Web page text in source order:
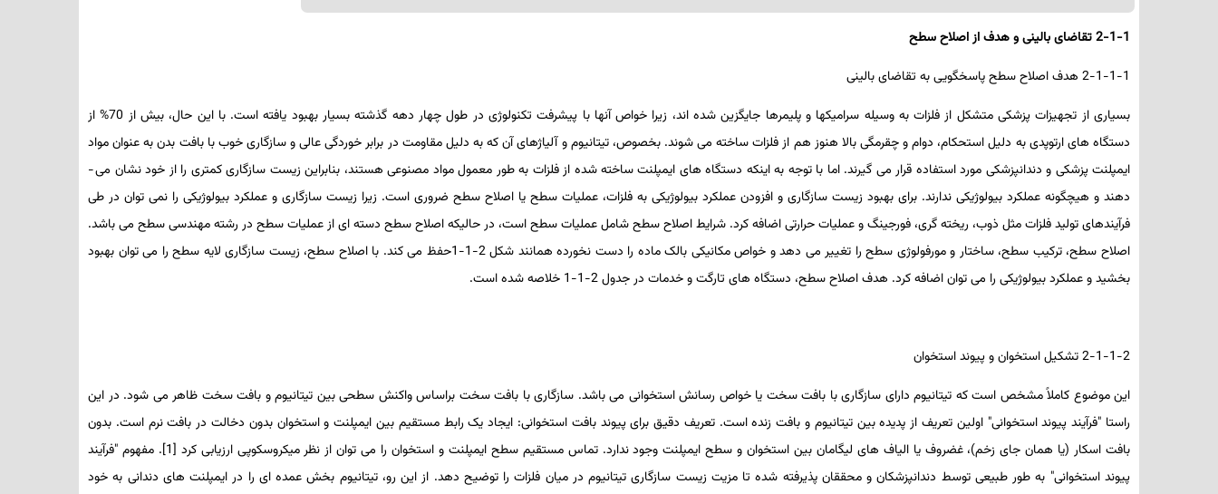
2-1-1 تقاضای بالینی و هدف از اصلاح سطح
2-1-1-1 هدف اصلاح سطح پاسخگویی به تقاضای بالینی
بسیاری از تجهیزات پزشکی متشکل از فلزات به وسیله سرامیک­ها و پلیمرها جایگزین شده ­اند، زیرا خواص آن­ها با پیشرفت تکنولوژی در طول چهار دهه گذشته بسیار بهبود یافته است. با این حال، بیش از 70% از
دستگاه­ های ارتوپدی به دلیل استحکام، دوام و چقرمگی بالا هنوز هم از فلزات ساخته می­ شوند. بخصوص، تیتانیوم و آلیاژهای آن که به دلیل مقاومت در برابر خوردگی عالی و سازگاری خوب با بافت بدن به عنوان مواد
ایمپلنت پزشکی و دندانپزشکی مورد استفاده قرار می­­ گیرند. اما با توجه به اینکه دستگاه­ های ایمپلنت ساخته شده از فلزات به طور معمول مواد مصنوعی هستند، بنابراین زیست سازگاری کمتری را از خود نشان می ­
دهند و هیچ­گونه عملکرد بیولوژیکی ندارند. برای بهبود زیست­ سازگاری و افزودن عملکرد بیولوژیکی به فلزات، عملیات سطح یا اصلاح سطح ضروری است. زیرا زیست­ سازگاری و عملکرد بیولوژیکی را نمی ­توان در طی
فرآیندهای تولید فلزات مثل ذوب، ریخته­ گری، فورجینگ و عملیات حرارتی اضافه کرد. شرایط اصلاح سطح شامل عملیات سطح است، در حالی­که اصلاح سطح دسته­ ای از عملیات سطح در رشته مهندسی سطح می­ باشد.
اصلاح سطح، ترکیب سطح، ساختار و مورفولوژی سطح را تغییر می ­دهد و خواص مکانیکی بالک ماده را دست نخورده همانند شکل 2-1-1حفظ می­ کند. با اصلاح سطح، زیست سازگاری لایه سطح را می­ توان بهبود
بخشید و عملکرد بیولوژیکی را می­ توان اضافه کرد. هدف اصلاح سطح، دستگاه­ های تارگت و خدمات در جدول 2-1-1 خلاصه شده است.
2-1-1-2 تشکیل استخوان و پیوند استخوان
این موضوع کاملاً مشخص است که تیتانیوم دارای سازگاری با بافت سخت یا خواص رسانش استخوانی می ­باشد. سازگاری با بافت سخت براساس واکنش سطحی بین تیتانیوم و بافت سخت ظاهر می­ شود. در این
راستا "فرآیند پیوند استخوانی" اولین تعریف از پدیده بین تیتانیوم و بافت زنده است. تعریف دقیق برای پیوند بافت استخوانی: ایجاد یک رابط مستقیم بین ایمپلنت و استخوان بدون دخالت در بافت نرم است. بدون
بافت اسکار (یا همان جای زخم)، غضروف یا الیاف­ های لیگامان بین استخوان و سطح ایمپلنت وجود ندارد. تماس مستقیم سطح ایمپلنت و استخوان را می­ توان از نظر میکروسکوپی ارزیابی کرد ]
1
[. مفهوم "فرآیند
پیوند استخوانی" به طور طبیعی توسط دندان­پزشکان و محققان پذیرفته شده تا مزیت زیست­ سازگاری تیتانیوم در میان فلزات را توضیح ­دهد. از این رو، تیتانیوم بخش عمده ­ای را در ایمپلنت­ های دندانی به خود